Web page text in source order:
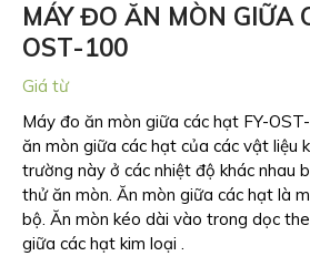
MÁY ĐO ĂN MÒN GIỮA
OST-100
Giá từ
Máy đo ăn mòn giữa các hạt FY-
ăn mòn giữa các hạt của các vật liệu
trường này ở các nhiệt độ khác nhau
thử ăn mòn. Ăn mòn giữa các hạt là
bộ. Ăn mòn kéo dài vào trong dọc
giữa các hạt kim loại .